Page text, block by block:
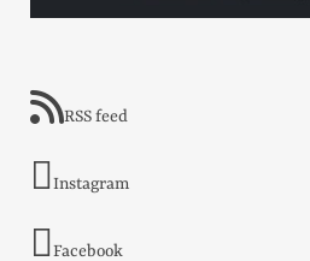
RSS feed
Instagram
Facebook